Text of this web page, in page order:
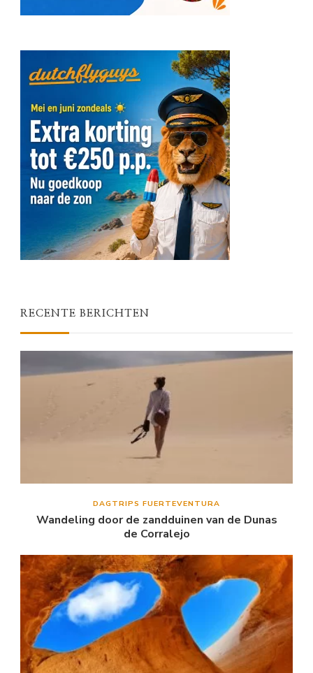
RECENTE BERICHTEN
DAGTRIPS FUERTEVENTURA
Wandeling door de zandduinen van de Dunas
de Corralejo